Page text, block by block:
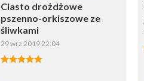
Ciasto drożdżowe
pszenno-orkiszowe ze
śliwkami
29 wrz 2019 22:04